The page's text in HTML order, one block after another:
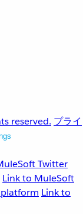
reserved. プライ
Twitter
Link to MuleSoft
Link to